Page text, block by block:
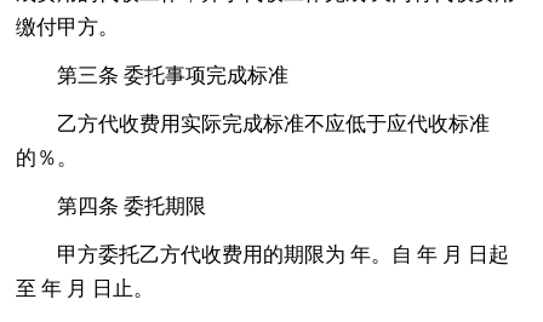
缴付甲方。
第三条 委托事项完成标准
乙方代收费用实际完成标准不应低于应代收标准
的％。
第四条 委托期限
甲方委托乙方代收费用的期限为 年。自 年 月 日起
至 年 月 日止。